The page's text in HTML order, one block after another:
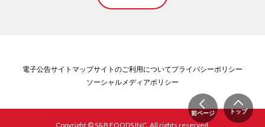
前ページ トップ
電子公告サイトマップサイトのご利用についてプライバシーポリシー
ソーシャルメディアポリシー
Copyright © S&B FOODS INC. All rights reserved.